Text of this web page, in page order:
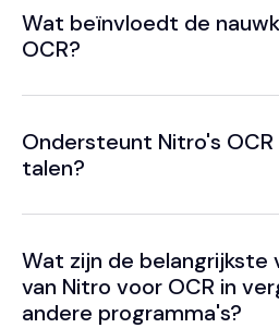
Wat beïnvloedt de
OCR?
Ondersteunt Nitro's
talen?
Wat zijn de belangrijkste
van Nitro voor OCR in
andere programma's?